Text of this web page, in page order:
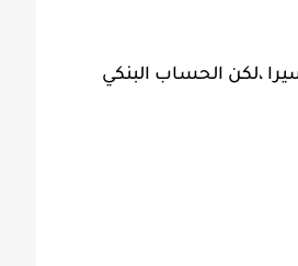
،لكن الحساب البنكي